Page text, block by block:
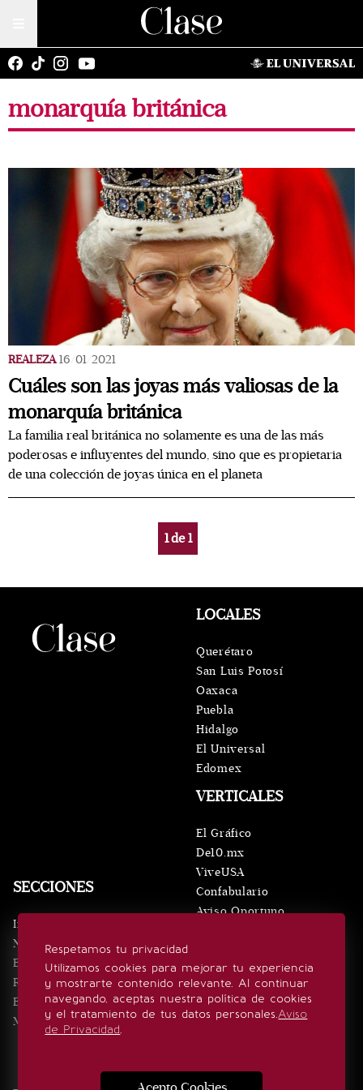
monarquía británica
REALEZA 16/01/2021
Cuáles son las joyas más valiosas de la
monarquía británica
La familia real británica no solamente es una de las más
poderosas e influyentes del mundo, sino que es propietaria
de una colección de joyas única en el planeta
1de1
Respetamos tu privacidad
Utilizamos cookies para mejorar tu experiencia
y mostrarte contenido relevante. Al continuar
navegando, aceptas nuestra política de cookies
y el tratamiento de tus datos personales.Aviso
de Privacidad.
SECCIONES
Inicio
Noticias
Eventos
Realeza
Estilo de vida
Minuto x Minuto
VERTICALES
El Gráfico
De10.mx
ViveUSA
Confabulario
Aviso Oportuno
LOCALES
Querétaro
San Luis Potosí
Oaxaca
Puebla
Hidalgo
El Universal
Edomex
SÍGUENOS